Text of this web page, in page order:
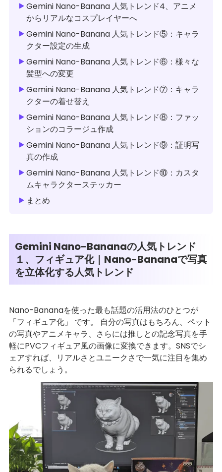
Gemini Nano-Banana 人気トレンド4、アニメ
からリアルなコスプレイヤーへ
Gemini Nano-Banana 人気トレンド⑤：キャラ
クター設定の生成
Gemini Nano-Banana 人気トレンド⑥：様々な
髪型への変更
Gemini Nano-Banana 人気トレンド⑦：キャラ
クターの着せ替え
Gemini Nano-Banana 人気トレンド⑧：ファッ
ションのコラージュ作成
Gemini Nano-Banana 人気トレンド⑨：証明写
真の作成
Gemini Nano-Banana 人気トレンド⑩：カスタ
ムキャラクターステッカー
まとめ
Gemini Nano-Bananaの人気トレンド
１、フィギュア化｜Nano-Bananaで写真
を立体化する人気トレンド
Nano-Bananaを使った最も話題の活用法のひとつが
「フィギュア化」 です。 自分の写真はもちろん、ペット
の写真やアニメキャラ、さらには推しとの記念写真を手
軽にPVCフィギュア風の画像に変換できます。SNSでシ
ェアすれば、リアルさとユニークさで一気に注目を集め
られるでしょう。